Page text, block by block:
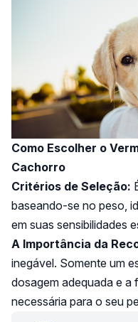
Brasil
a
fazenda
tratos)
⁠2º
Preto
meio
Como Escolher o
Cachorro
Critérios de Seleção:
baseando-se no peso,
em suas sensibilidades
A Importância da
inegável. Somente um
dosagem adequada e a
necessária para o seu